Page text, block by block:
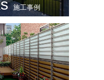
施工事例